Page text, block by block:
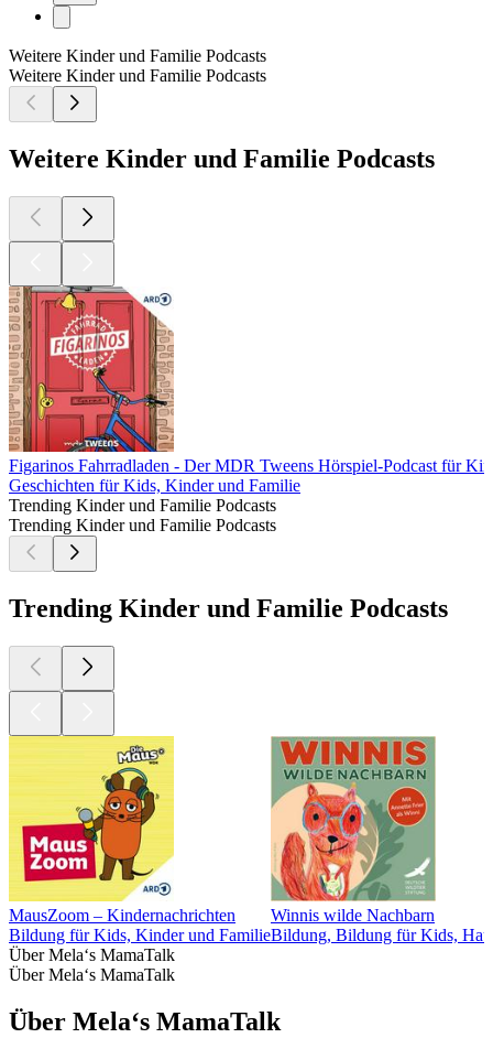
Weitere Kinder und Familie Podcasts
Weitere Kinder und Familie Podcasts
Weitere Kinder und Familie Podcasts
Figarinos Fahrradladen - Der MDR Tweens Hörspiel-Podcast für
Geschichten für Kids, Kinder und Familie
Trending Kinder und Familie Podcasts
Trending Kinder und Familie Podcasts
Trending Kinder und Familie Podcasts
MausZoom – Kindernachrichten
Bildung für Kids, Kinder und Familie
Winnis wilde Nachbarn
Bildung, Bildung für Kids,
Über Mela‘s MamaTalk
Über Mela‘s MamaTalk
Über Mela‘s MamaTalk